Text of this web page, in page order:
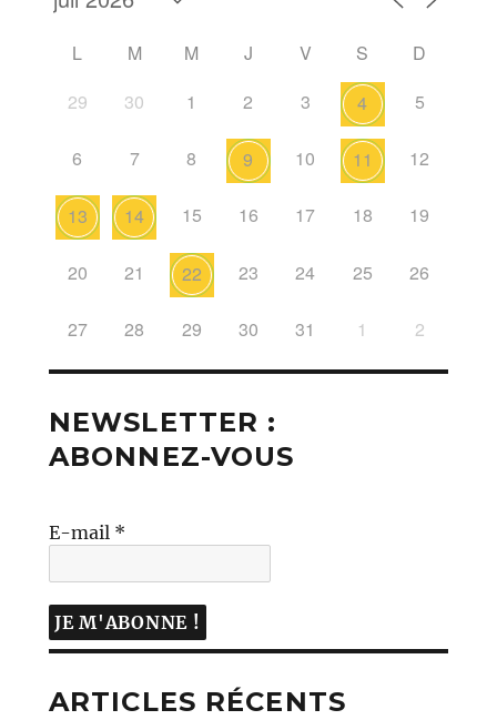
L M M J V S
D
29
30 1 2 3 4 5
6 7 8 9 10 11 12
13 14 15 16 17 18 19
20 21 22 23 24 25 26
27 28 29 30 31 1 2
NEWSLETTER :
ABONNEZ-VOUS
E-mail *
ARTICLES RÉCENTS